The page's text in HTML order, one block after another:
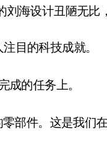
海设计丑陋无比
目的科技成就。
的任务上。
部件。这是我们